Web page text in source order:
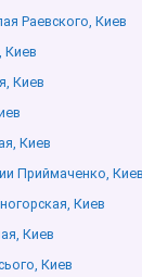
Раевского, Киев
Киев
Киев
Киев
Приймаченко, Киев
Киев
Киев
Киев